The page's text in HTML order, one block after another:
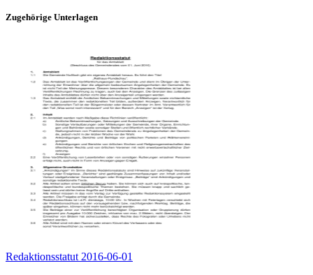
Zugehörige Unterlagen
Redaktionsstatut 2016-06-01